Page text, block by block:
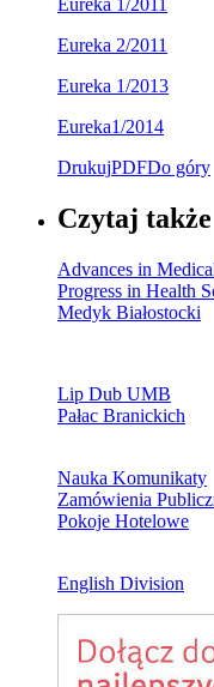
Eureka 2/2011
Eureka 1/2013
Eureka1/2014
DrukujPDFDo góry
Czytaj także
Advances in
Progress in Health
Medyk Białostocki
Lip Dub UMB
Pałac Branickich
Nauka Komunikaty
Zamówienia
Pokoje Hotelowe
English Division